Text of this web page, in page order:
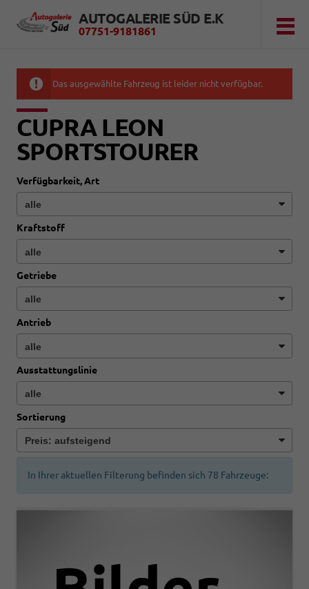
AUTOGALERIE SÜD E.K
07751-9181861
Das ausgewählte Fahrzeug ist leider nicht verfügbar.
CUPRA LEON
SPORTSTOURER
Verfügbarkeit, Art
Kraftstoff
Getriebe
Antrieb
Ausstattungslinie
Sortierung
In Ihrer aktuellen Filterung befinden sich 78 Fahrzeuge: